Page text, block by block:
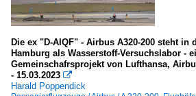
Die ex "D-AIQF" - Airbus A320-200 steht in
Hamburg als Wasserstoff-Versuchslabor -
Gemeinschafrsprojekt von Lufthansa,
- 15.03.2023 
Harald Poppendick